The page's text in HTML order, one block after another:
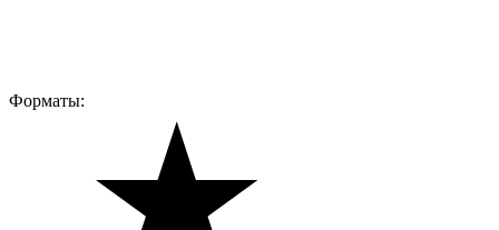
Форматы: